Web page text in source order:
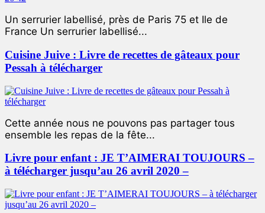
Un serrurier labellisé, près de Paris 75 et Ile de
France Un serrurier labellisé...
Cuisine Juive : Livre de recettes de gâteaux pour
Pessah à télécharger
Cette année nous ne pouvons pas partager tous
ensemble les repas de la fête...
Livre pour enfant : JE T’AIMERAI TOUJOURS –
à télécharger jusqu’au 26 avril 2020 –